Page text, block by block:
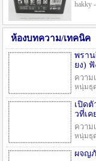
hakky -
ห้องบทความ/เทคนิค
พรา
ยง)
ความ
หนุ่มธุ
เปิด
วที่เค
ความ
หนุ่มธุ
ผจญ